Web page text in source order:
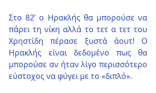
Στο 82’ ο Ηρακλής θα μπορούσε να
πάρει τη νίκη αλλά το τετ α τετ του
Χρηστίδη πέρασε ξυστά άουτ! Ο
Ηρακλής είναι δεδομένο πως θα
μπορούσε αν ήταν λίγο περισσότερο
εύστοχος να φύγει με το «διπλό».